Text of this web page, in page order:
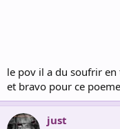
le pov il a du soufrir en
et bravo pour ce poeme
just